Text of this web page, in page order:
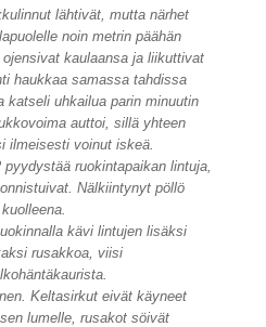
lähtivät, mutta närhet
noin metrin päähän
kaulaansa ja liikuttivat
haukkaa samassa tahdissa
katseli uhkailua parin minuutin
auttoi, sillä yhteen
ilmeisesti voinut iskeä.
ruokintapaikan lintuja,
Nälkiintynyt pöllö
kävi lintujen lisäksi
rusakkoa, viisi
Keltasirkut eivät käyneet
lumelle, rusakot söivät